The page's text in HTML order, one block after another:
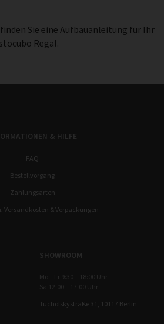
Sie eineAufbauanleitung für Ihr
Regal.
& HILFE
FAQ
Bestellvorgang
Zahlungsarten
Versandkosten & Verpackungen
SHOWROOM
Mo – Fr 9:30 – 18:00 Uhr
Sa 12:00 – 17:00 Uhr
Tucholskystraße 31, 10117 Berlin